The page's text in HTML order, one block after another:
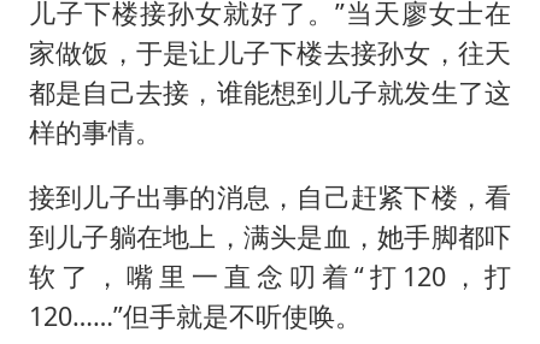
儿子下楼接孙女就好了。”当天廖女士在
家做饭，于是让儿子下楼去接孙女，往天
都是自己去接，谁能想到儿子就发生了这
样的事情。
接到儿子出事的消息，自己赶紧下楼，看
到儿子躺在地上，满头是血，她手脚都吓
软了，嘴里一直念叨着“打120，打
120……”但手就是不听使唤。